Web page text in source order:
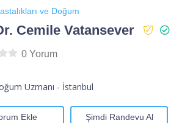
ve Doğum
Cemile Vatansever
0 Yorum
Uzmanı - İstanbul
Ekle Şimdi Randevu Al